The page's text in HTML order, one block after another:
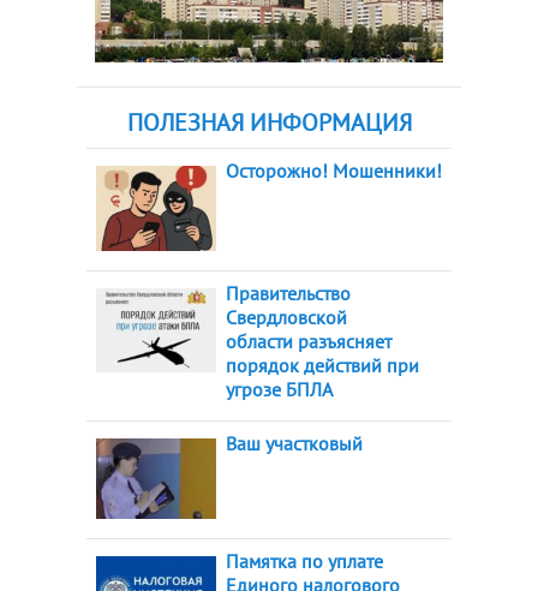
ПОЛЕЗНАЯ ИНФОРМАЦИЯ
Осторожно! Мошенники!
Правительство
Свердловской
области разъясняет
порядок действий при
угрозе БПЛА
Ваш участковый
Памятка по уплате
Единого налогового